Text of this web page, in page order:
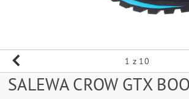
1 z 10
SALEWA CROW GTX